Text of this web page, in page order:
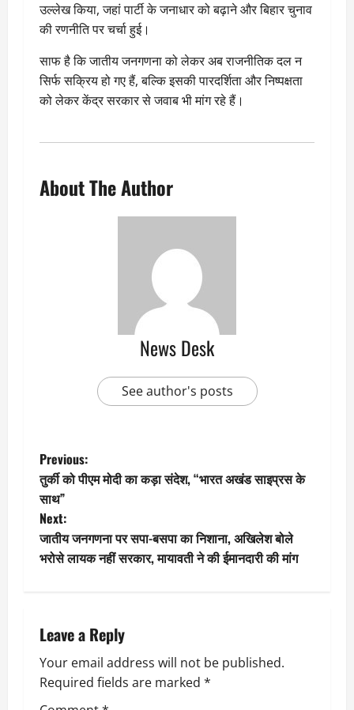
उल्लेख किया, जहां पार्टी के जनाधार को बढ़ाने और बिहार चुनाव
की रणनीति पर चर्चा हुई।
साफ है कि जातीय जनगणना को लेकर अब राजनीतिक दल न
सिर्फ सक्रिय हो गए हैं, बल्कि इसकी पारदर्शिता और निष्पक्षता
को लेकर केंद्र सरकार से जवाब भी मांग रहे हैं।
About The Author
News Desk
See author's posts
P
o
s
t
a
v
i
Previous:
तुर्की को पीएम मोदी का कड़ा संदेश, “भारत अखंड साइप्रस के
साथ”
Next:
जातीय जनगणना पर सपा-बसपा का निशाना, अखिलेश बोले
भरोसे लायक नहीं सरकार, मायावती ने की ईमानदारी की मांग
Leave a Reply
Your email address will not be published.
Required fields are marked *